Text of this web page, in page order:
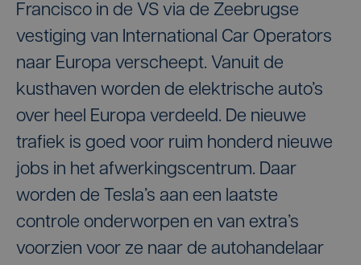
Francisco in de VS via de Zeebrugse
vestiging van International Car Operators
naar Europa verscheept. Vanuit de
kusthaven worden de elektrische auto’s
over heel Europa verdeeld. De nieuwe
trafiek is goed voor ruim honderd nieuwe
jobs in het afwerkingscentrum. Daar
worden de Tesla’s aan een laatste
controle onderworpen en van extra’s
voorzien voor ze naar de autohandelaar